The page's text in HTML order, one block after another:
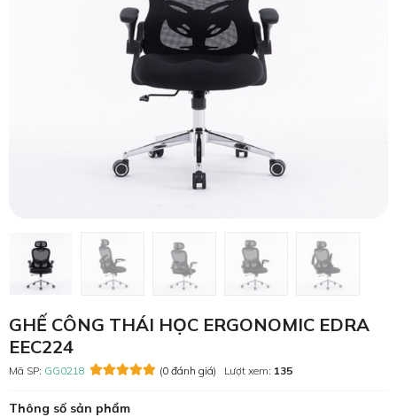
GHẾ CÔNG THÁI HỌC ERGONOMIC EDRA
EEC224
Mã SP: GG0218 (0 đánh giá) Lượt xem: 135
Thông số sản phẩm